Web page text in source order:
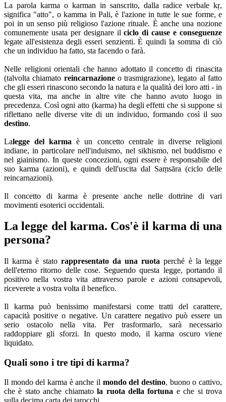
La parola karma o karman in sanscrito, dalla radice verbale kṛ,
significa "atto", o kamma in Pali, è l'azione in tutte le sue forme, e
poi in un senso più religioso l'azione rituale. È anche una nozione
comunemente usata per designare ilciclo di cause e conseguenze
legate all'esistenza degli esseri senzienti. È quindi la somma di ciò
che un individuo ha fatto, sta facendo o farà.
Nelle religioni orientali che hanno adottato il concetto di rinascita
(talvolta chiamato reincarnazioneo trasmigrazione), legato al fatto
che gli esseri rinascono secondo la natura e la qualità dei loro atti - in
questa vita, ma anche in altre vite che hanno avuto luogo in
precedenza. Così ogni atto (karma) ha degli effetti che si suppone si
riflettano nelle diverse vite di un individuo, formando così il suo
destino.
Lalegge del karma è un concetto centrale in diverse religioni
indiane, in particolare nell'induismo, nel sikhismo, nel buddismo e
nel giainismo. In queste concezioni, ogni essere è responsabile del
suo karma (azioni), e quindi dell'uscita dal Saṃsāra (ciclo delle
reincarnazioni).
Il concetto di karma è presente anche nelle dottrine di vari
movimenti esoterici occidentali.
La legge del karma. Cos'è il karma di una
persona?
Il karma è stato rappresentato da una ruota perché è la legge
dell'eterno ritorno delle cose. Seguendo questa legge, portando il
positivo nella vostra vita attraverso parole e azioni consapevoli,
riceverete a vostra volta il benefico.
Il karma può benissimo manifestarsi come tratti del carattere,
capacità positive o negative. Un carattere negativo può essere un
serio ostacolo nella vita. Per trasformarlo, sarà necessario
raddoppiare gli sforzi. In questo modo, il karma oscuro viene
liquidato.
Quali sono i tre tipi di karma?
Il mondo del karma è anche il mondo del destino, buono o cattivo,
che è stato anche chiamatola ruota della fortuna e che si trova
sulla decima carta dei tarocchi.